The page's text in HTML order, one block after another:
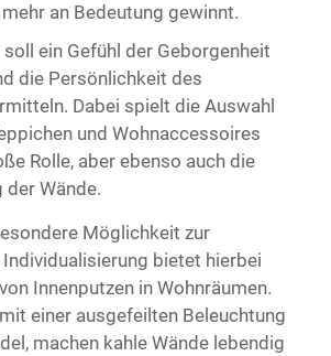
an Bedeutung gewinnt.
soll ein Gefühl der Geborgenheit
die Persönlichkeit des
Dabei spielt die Auswahl
und Wohnaccessoires
Rolle, aber ebenso auch die
Wände.
Möglichkeit zur
bietet hierbei
Innenputzen in Wohnräumen.
einer ausgefeilten Beleuchtung
machen kahle Wände lebendig